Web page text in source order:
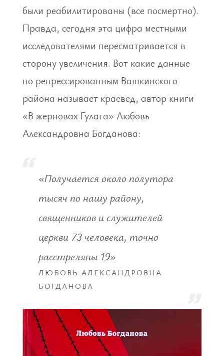
были реабилитированы (все посмертно).
Правда, сегодня эта цифра местными
исследователями пересматривается в
сторону увеличения. Вот какие данные
по репрессированным Вашкинского
района называет краевед, автор книги
«В жерновах Гулага» Любовь
Александровна Богданова:
«Получается около полутора
тысяч по нашу району,
священников и служителей
церкви 73 человека, точно
расстреляны 19»
ЛЮБОВЬ АЛЕКСАНДРОВНА
БОГДАНОВА